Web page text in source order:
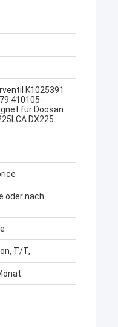
K1025391
410105-
für Doosan
DX225
oder nach
T/T,